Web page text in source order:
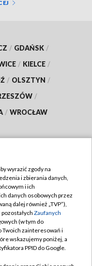
/ GDAŃSK /
/ KIELCE /
/ OLSZTYN /
/
/ WROCŁAW
wyrazić zgody na
i zbierania danych,
i ich
danych osobowych przez
dalej również „TVP”),
pozostałych Zaufanych
(w tym do
Twoich zainteresowań i
wskazujemy poniżej, a
PPID do Google.